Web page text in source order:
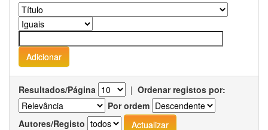
Resultados/Página | Ordenar registos por:
Por ordem
Autores/Registo